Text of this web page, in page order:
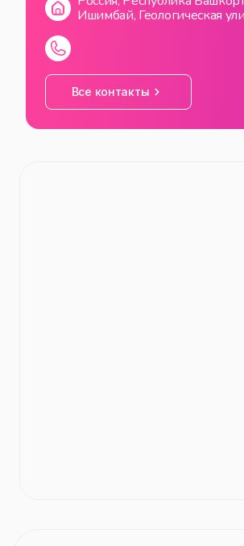
Ишимбай, Геологическая
Все контакты